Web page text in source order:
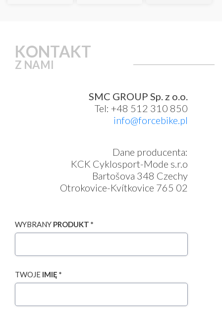
KONTAKT
Z NAMI
SMC GROUP Sp. z o.o.
Tel: +48 512 310 850
info@forcebike.pl
Dane producenta:
KCK Cyklosport-Mode s.r.o
Bartošova 348 Czechy
Otrokovice-Kvítkovice 765 02
WYBRANY PRODUKT *
TWOJE IMIĘ *